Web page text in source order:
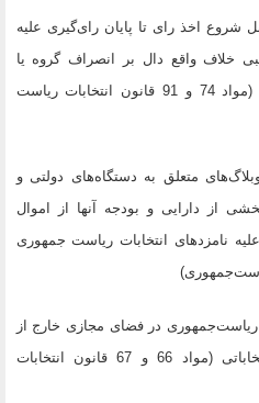
مطلب از 3 روز قبل شروع اخذ رای تا پایان رای‌گیری علیه
خلاف واقع دال بر انصراف گروه یا
نامزدهای انتخابات ریاست جمهوری (مواد 74 و 91 قانون انتخابات ریاست
متعلق به دستگاه‌های دولتی و
از دارایی و بودجه آنها از اموال
نامزدهای انتخابات ریاست جمهوری
ریاست‌جمهوری در فضای مجازی خارج از
مدت زمان مقرر برای فعالیت انتخاباتی (مواد 66 و 67 قانون انتخابات